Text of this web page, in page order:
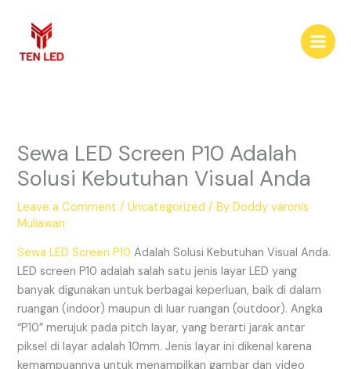
content
Sewa LED Screen P10 Adalah
Solusi Kebutuhan Visual Anda
Leave a Comment /Uncategorized / ByDoddy varonis
Muliawan
Sewa LED Screen P10 Adalah Solusi Kebutuhan Visual Anda.
LED screen P10 adalah salah satu jenis layar LED yang
banyak digunakan untuk berbagai keperluan, baik di dalam
ruangan (indoor) maupun di luar ruangan (outdoor). Angka
“P10” merujuk pada pitch layar, yang berarti jarak antar
piksel di layar adalah 10mm. Jenis layar ini dikenal karena
kemampuannya untuk menampilkan gambar dan video